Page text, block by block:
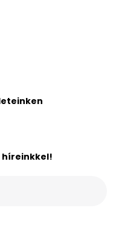
híreinkkel!